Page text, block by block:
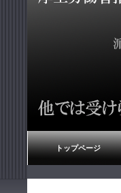
トップページ